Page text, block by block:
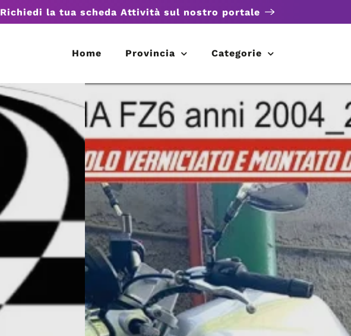
Richiedi la tua scheda Attività sul nostro portale
Home Provincia Categorie